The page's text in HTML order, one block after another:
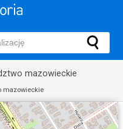
mazowieckie
mazowieckie